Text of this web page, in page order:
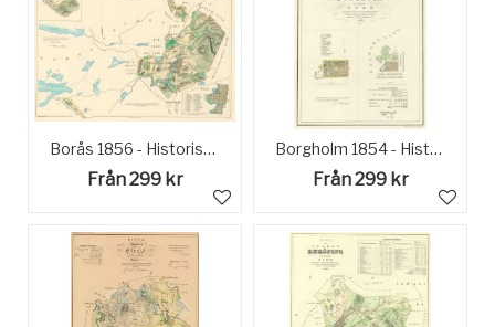
Borås 1856 - Historisk Karta
Från 299 kr
Borgholm 1854 - Historisk Karta
Från 299 kr